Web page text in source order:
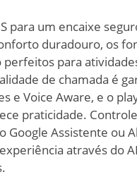
para um encaixe
duradouro, os
perfeitos para
de chamada é
e Voice Aware, e o
praticidade.
Google Assistente ou
através do